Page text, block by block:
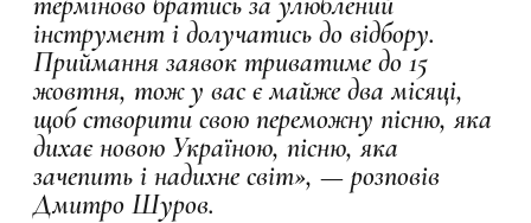
інструмент і долучатись до відбору.
Приймання заявок триватиме до 15
жовтня, тож у вас є майже два місяці,
щоб створити свою переможну пісню, яка
дихає новою Україною, пісню, яка
зачепить і надихне світ», — розповів
Дмитро Шуров.